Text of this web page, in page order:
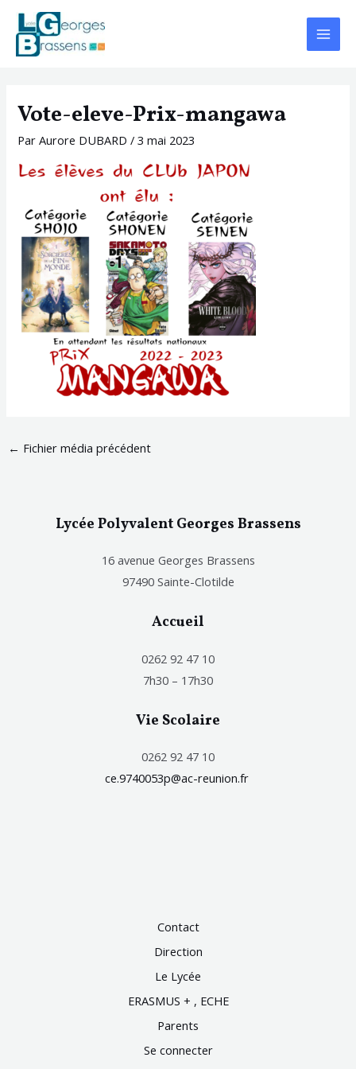
Aller
contenu
Main
Menu
Vote-eleve-Prix-mangawa
ParAurore DUBARD/3 mai 2023
Navigation
des
articles
← Fichier média précédent
Lycée Polyvalent Georges Brassens
16 avenue Georges Brassens
97490 Sainte-Clotilde
Accueil
0262 92 47 10
7h30 – 17h30
Vie Scolaire
0262 92 47 10
ce.9740053p@ac-reunion.fr
Contact
Direction
Le Lycée
ERASMUS + , ECHE
Parents
Se connecter